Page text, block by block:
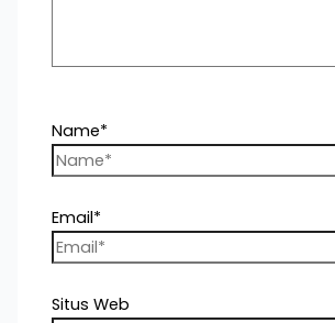
Name*
Email*
Situs Web